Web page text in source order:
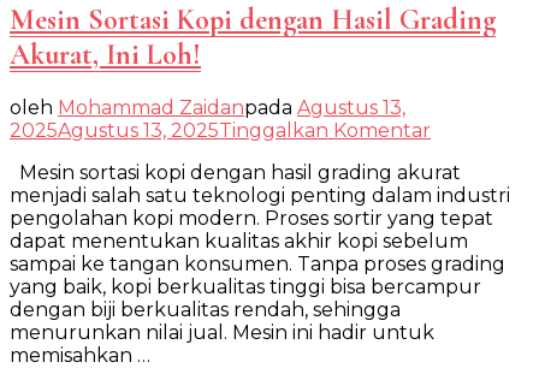
Mesin Sortasi Kopi dengan Hasil Grading
Akurat, Ini Loh!
oleh Mohammad Zaidanpada Agustus 13,
2025Agustus 13, 2025Tinggalkan Komentar
Sortasi
Kopi
dengan
Hasil
Grading
Akurat,
Loh!
Mesin sortasi kopi dengan hasil grading akurat
menjadi salah satu teknologi penting dalam industri
pengolahan kopi modern. Proses sortir yang tepat
dapat menentukan kualitas akhir kopi sebelum
sampai ke tangan konsumen. Tanpa proses grading
yang baik, kopi berkualitas tinggi bisa bercampur
dengan biji berkualitas rendah, sehingga
menurunkan nilai jual. Mesin ini hadir untuk
memisahkan …